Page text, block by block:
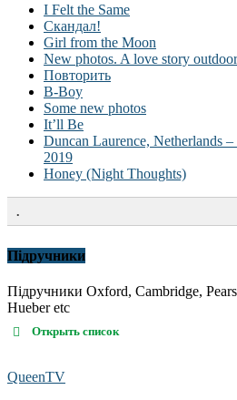
I Felt the Same
Скандал!
Girl from the Moon
New photos. A love story outdoor
Повторить
B-Boy
Some new photos
It’ll Be
Duncan Laurence, Netherlands
2019
Honey (Night Thoughts)
.
Підручники
Підручники Oxford, Cambridge,
Hueber etc
Открыть список
QueenTV